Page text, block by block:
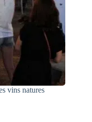
vins natures